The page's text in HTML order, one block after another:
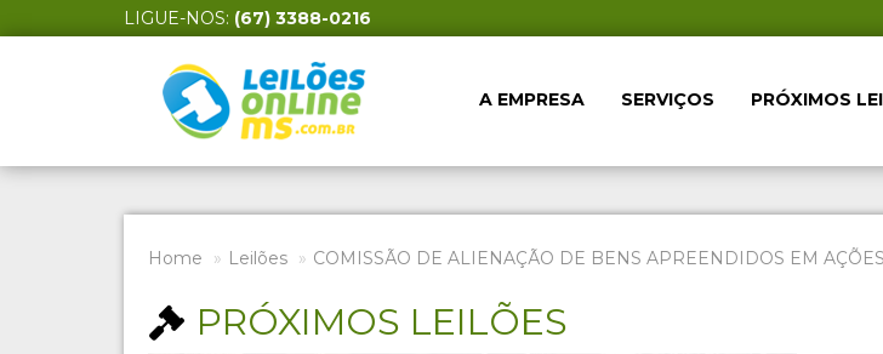
LIGUE-NOS: (67) 3388-0216
A EMPRESA SERVIÇOS PRÓXIMOS
Home Leilões COMISSÃO DE ALIENAÇÃO DE BENS APREENDIDOS EM
PRÓXIMOS LEILÕES